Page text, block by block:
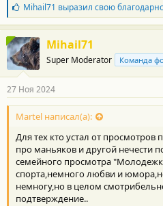
Б
л
а
г
о
д
а
н
о
с
и
:
Mihail71 выразил свою
Mihail71
Super Moderator Команда
27 Ноя 2024
Martel написал(а):
Для тех кто устал от просмотров
про маньяков и другой нечести
семейного просмотра
спорта,немного любви и
немногу,но в целом
подтверждение..